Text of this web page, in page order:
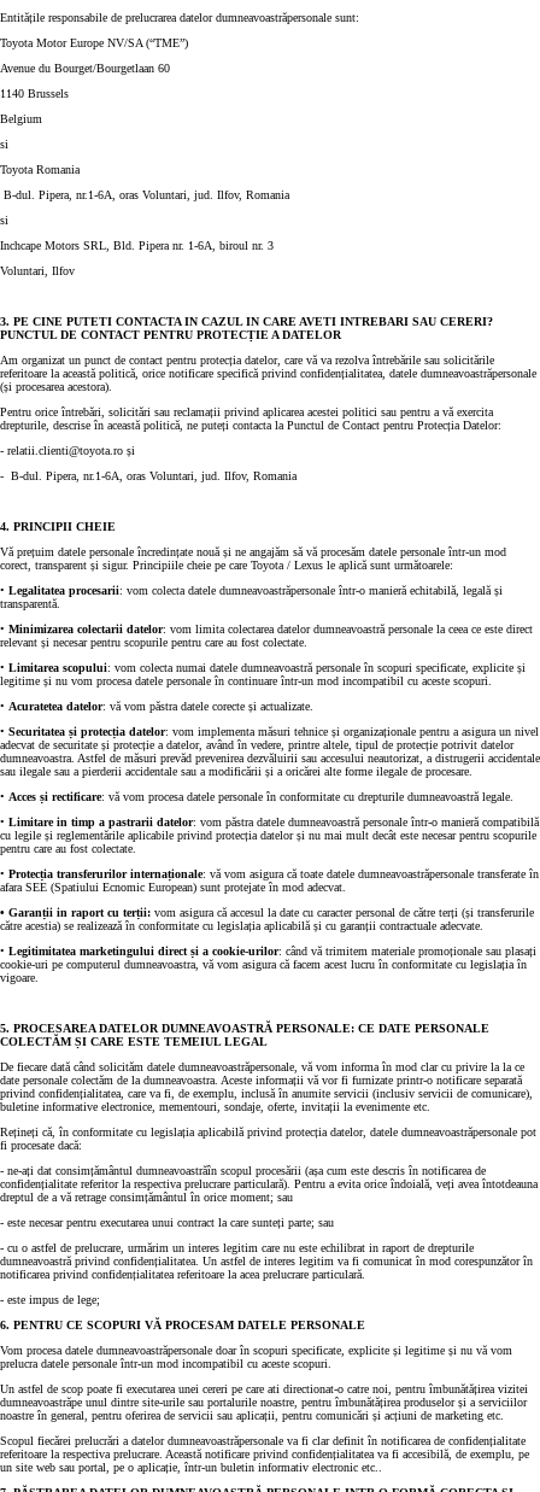
Entitățile responsabile de prelucrarea datelor dumneavoastrăpersonale sunt:
Toyota Motor Europe NV/SA (“TME”)
Avenue du Bourget/Bourgetlaan 60
1140 Brussels
Belgium
si
Toyota Romania
B-dul. Pipera, nr.1-6A, oras Voluntari, jud. Ilfov, Romania
si
Inchcape Motors SRL, Bld. Pipera nr. 1-6A, biroul nr. 3
Voluntari, Ilfov
3. PE CINE PUTETI CONTACTA IN CAZUL IN CARE AVETI INTREBARI SAU CERERI?
PUNCTUL DE CONTACT PENTRU PROTECȚIE A DATELOR
Am organizat un punct de contact pentru protecția datelor, care vă va rezolva întrebările sau solicitările
referitoare la această politică, orice notificare specifică privind confidențialitatea, datele dumneavoastrăpersonale
(și procesarea acestora).
Pentru orice întrebări, solicitări sau reclamații privind aplicarea acestei politici sau pentru a vă exercita
drepturile, descrise în această politică, ne puteți contacta la Punctul de Contact pentru Protecția Datelor:
- relatii.clienti@toyota.ro și
- B-dul. Pipera, nr.1-6A, oras Voluntari, jud. Ilfov, Romania
4. PRINCIPII CHEIE
Vă prețuim datele personale încredințate nouă și ne angajăm să vă procesăm datele personale într-un mod
corect, transparent și sigur. Principiile cheie pe care Toyota / Lexus le aplică sunt următoarele:
• Legalitatea procesarii: vom colecta datele dumneavoastrăpersonale într-o manieră echitabilă, legală și
transparentă.
• Minimizarea colectarii datelor: vom limita colectarea datelor dumneavoastră personale la ceea ce este direct
relevant și necesar pentru scopurile pentru care au fost colectate.
• Limitarea scopului: vom colecta numai datele dumneavoastră personale în scopuri specificate, explicite și
legitime și nu vom procesa datele personale în continuare într-un mod incompatibil cu aceste scopuri.
• Acuratetea datelor: vă vom păstra datele corecte și actualizate.
• Securitatea și protecția datelor: vom implementa măsuri tehnice și organizaționale pentru a asigura un nivel
adecvat de securitate și protecție a datelor, având în vedere, printre altele, tipul de protecție potrivit datelor
dumneavoastra. Astfel de măsuri prevăd prevenirea dezvăluirii sau accesului neautorizat, a distrugerii accidentale
sau ilegale sau a pierderii accidentale sau a modificării și a oricărei alte forme ilegale de procesare.
• Acces și rectificare: vă vom procesa datele personale în conformitate cu drepturile dumneavoastră legale.
• Limitare in timp a pastrarii datelor: vom păstra datele dumneavoastră personale într-o manieră compatibilă
cu legile și reglementările aplicabile privind protecția datelor și nu mai mult decât este necesar pentru scopurile
pentru care au fost colectate.
• Protecția transferurilor internaționale: vă vom asigura că toate datele dumneavoastrăpersonale transferate în
afara SEE (Spatiului Ecnomic European) sunt protejate în mod adecvat.
• Garanții in raport cu terții: vom asigura că accesul la date cu caracter personal de către terți (și transferurile
către acestia) se realizează în conformitate cu legislația aplicabilă și cu garanții contractuale adecvate.
• Legitimitatea marketingului direct și a cookie-urilor: când vă trimitem materiale promoționale sau plasați
cookie-uri pe computerul dumneavoastra, vă vom asigura că facem acest lucru în conformitate cu legislația în
vigoare.
5. PROCESAREA DATELOR DUMNEAVOASTRĂ PERSONALE: CE DATE PERSONALE
COLECTĂM ȘI CARE ESTE TEMEIUL LEGAL
De fiecare dată când solicităm datele dumneavoastrăpersonale, vă vom informa în mod clar cu privire la la ce
date personale colectăm de la dumneavoastra. Aceste informații vă vor fi furnizate printr-o notificare separată
privind confidențialitatea, care va fi, de exemplu, inclusă în anumite servicii (inclusiv servicii de comunicare),
buletine informative electronice, mementouri, sondaje, oferte, invitații la evenimente etc.
Rețineți că, în conformitate cu legislația aplicabilă privind protecția datelor, datele dumneavoastrăpersonale pot
fi procesate dacă:
- ne-ați dat consimțământul dumneavoastrăîn scopul procesării (așa cum este descris în notificarea de
confidențialitate referitor la respectiva prelucrare particulară). Pentru a evita orice îndoială, veți avea întotdeauna
dreptul de a vă retrage consimțământul în orice moment; sau
- este necesar pentru executarea unui contract la care sunteți parte; sau
- cu o astfel de prelucrare, urmărim un interes legitim care nu este echilibrat in raport de drepturile
dumneavoastră privind confidențialitatea. Un astfel de interes legitim va fi comunicat în mod corespunzător în
notificarea privind confidențialitatea referitoare la acea prelucrare particulară.
- este impus de lege;
6. PENTRU CE SCOPURI VĂ PROCESAM DATELE PERSONALE
Vom procesa datele dumneavoastrăpersonale doar în scopuri specificate, explicite și legitime și nu vă vom
prelucra datele personale într-un mod incompatibil cu aceste scopuri.
Un astfel de scop poate fi executarea unei cereri pe care ati directionat-o catre noi, pentru îmbunătățirea vizitei
dumneavoastrăpe unul dintre site-urile sau portalurile noastre, pentru îmbunătățirea produselor și a serviciilor
noastre în general, pentru oferirea de servicii sau aplicații, pentru comunicări și acțiuni de marketing etc.
Scopul fiecărei prelucrări a datelor dumneavoastrăpersonale va fi clar definit în notificarea de confidențialitate
referitoare la respectiva prelucrare. Această notificare privind confidențialitatea va fi accesibilă, de exemplu, pe
un site web sau portal, pe o aplicație, într-un buletin informativ electronic etc..